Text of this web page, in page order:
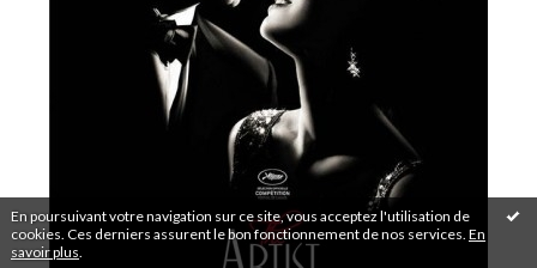
En poursuivant votre navigation sur ce site, vous acceptez l'utilisation de
cookies. Ces derniers assurent le bon fonctionnement de nos services. En
savoir plus